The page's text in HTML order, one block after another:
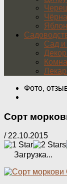
Сад и
Фото,
Сорт
/22.10.2015
Загрузка...